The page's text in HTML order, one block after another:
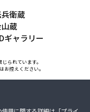
衛蔵
蔵
ギャラリー
られています。
お控えください。